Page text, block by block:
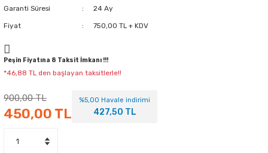
Garanti Süresi 24 Ay
Fiyat 750,00 TL + KDV
Peşin Fiyatına 8 Taksit İmkanı !!!
*46,88 TL den başlayan taksitlerle!!
900,00 TL
450,00 TL
%5,00 Havale indirimi
427,50 TL